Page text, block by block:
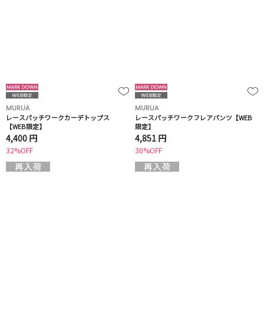
MURUA
レースパッチワークカーデトップス
【WEB限定】
4,400 円
32%OFF
MURUA
レースパッチワークフレアパンツ【WEB
限定】
4,851 円
30%OFF